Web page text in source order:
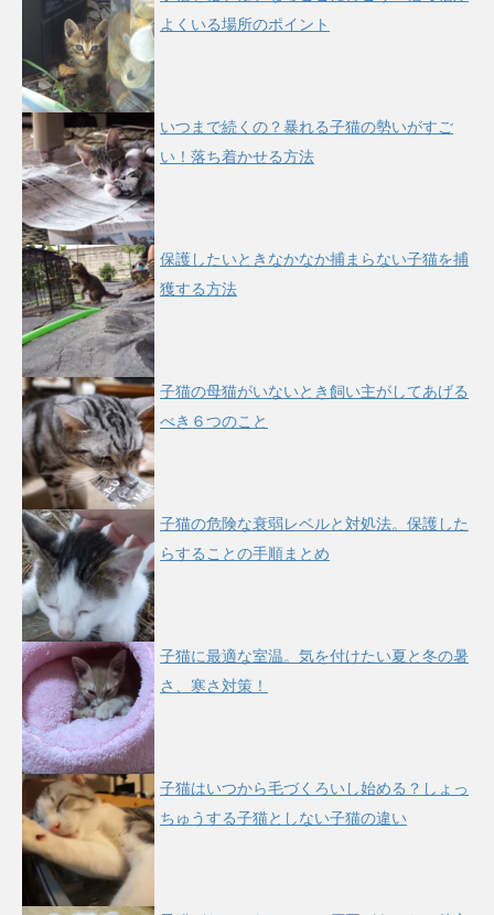
よくいる場所のポイント
いつまで続くの？暴れる子猫の勢いがすご
い！落ち着かせる方法
保護したいときなかなか捕まらない子猫を捕
獲する方法
子猫の母猫がいないとき飼い主がしてあげる
べき６つのこと
子猫の危険な衰弱レベルと対処法。保護した
らすることの手順まとめ
子猫に最適な室温。気を付けたい夏と冬の暑
さ、寒さ対策！
子猫はいつから毛づくろいし始める？しょっ
ちゅうする子猫としない子猫の違い